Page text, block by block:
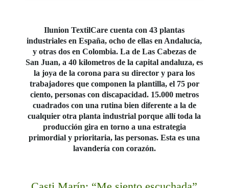
Ilunion TextilCare cuenta con 43 plantas
industriales en España, ocho de ellas en Andalucía,
y otras dos en Colombia. La de Las Cabezas de
San Juan, a 40 kilometros de la capital andaluza, es
la joya de la corona para su director y para los
trabajadores que componen la plantilla, el 75 por
ciento, personas con discapacidad. 15.000 metros
cuadrados con una rutina bien diferente a la de
cualquier otra planta industrial porque allí toda la
producción gira en torno a una estrategia
primordial y prioritaria, las personas. Esta es una
lavandería con corazón.